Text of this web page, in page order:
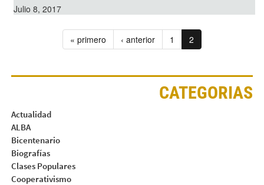
Julio 8, 2017
« primero ‹ anterior 1 2
CATEGORIAS
Actualidad
ALBA
Bicentenario
Biografías
Clases Populares
Cooperativismo